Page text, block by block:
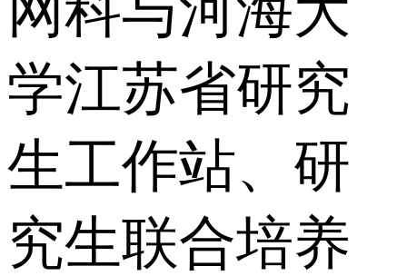
学江苏省研究
生工作站、研
究生联合培养